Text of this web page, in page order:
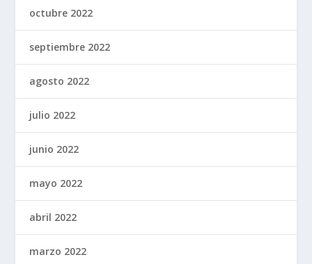
octubre 2022
septiembre 2022
agosto 2022
julio 2022
junio 2022
mayo 2022
abril 2022
marzo 2022